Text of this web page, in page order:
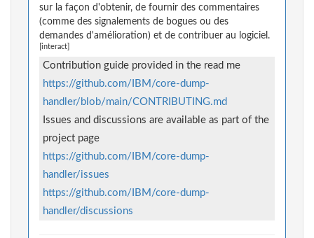
sur la façon d'obtenir, de fournir des commentaires
(comme des signalements de bogues ou des
demandes d'amélioration) et de contribuer au logiciel.
[interact]
Contribution guide provided in the read me
https://github.com/IBM/core-dump-
handler/blob/main/CONTRIBUTING.md
Issues and discussions are available as part of the
project page
https://github.com/IBM/core-dump-
handler/issues
https://github.com/IBM/core-dump-
handler/discussions